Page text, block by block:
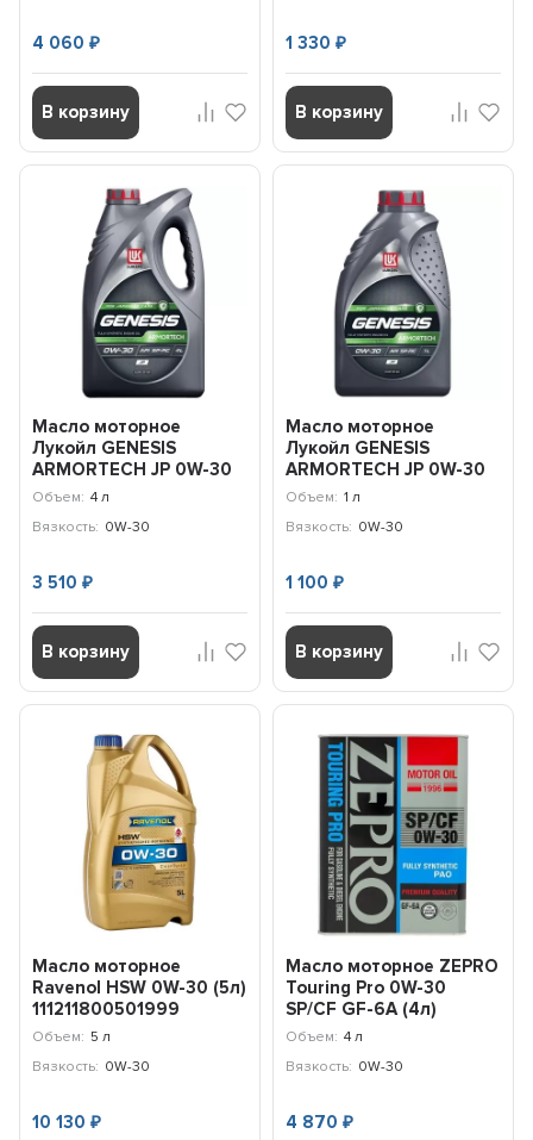
4 060₽
В корзину
1 330 ₽
В корзину
Масло моторное
Лукойл GENESIS
ARMORTECH JP 0W-30
(4л) 3173837
Объем: 4 л
Вязкость: 0W-30
3 510₽
В корзину
Масло моторное
Лукойл GENESIS
ARMORTECH JP 0W-30
(1л) 3173835
Объем: 1 л
Вязкость: 0W-30
1 100 ₽
В корзину
Масло моторное
Ravenol HSW 0W-30 (5л)
111211800501999
Объем: 5 л
Вязкость: 0W-30
10 130₽
Масло моторное ZEPRO
Touring Pro 0W-30
SP/CF GF-6A (4л)
42520040
Объем: 4 л
Вязкость: 0W-30
4 870 ₽